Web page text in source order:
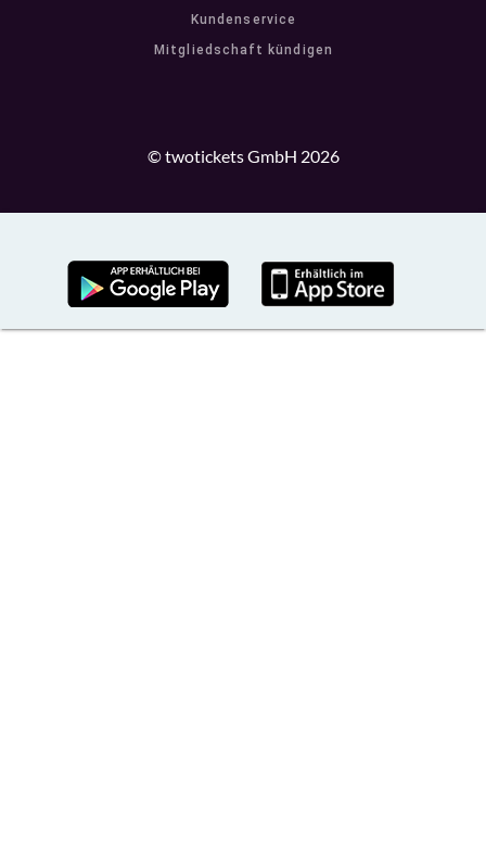
Kundenservice
Mitgliedschaft kündigen
© twotickets GmbH 2026